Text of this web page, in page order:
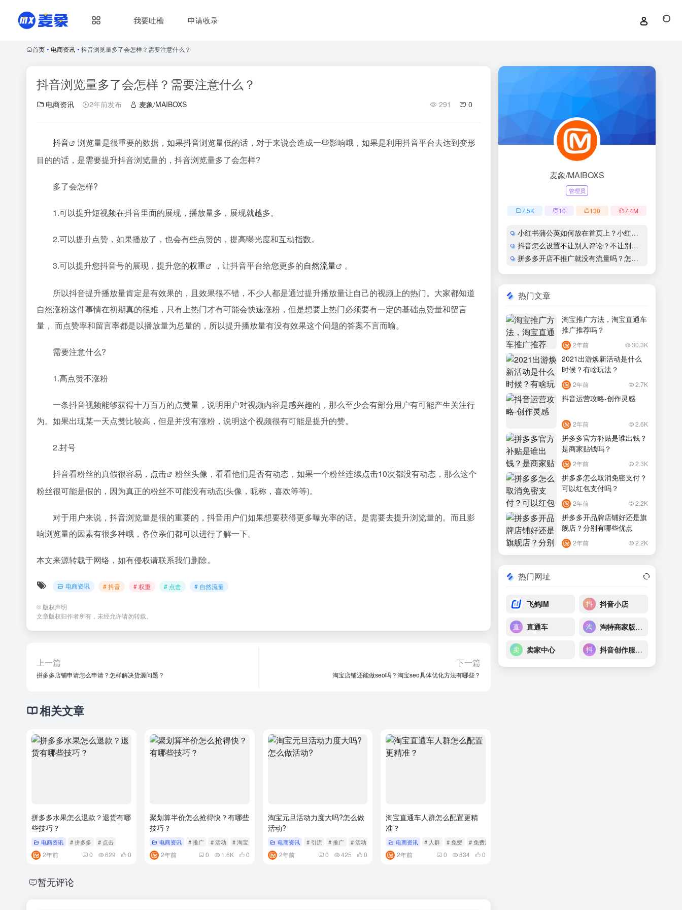
我要吐槽 申请收录
首页 • 电商资讯 • 抖音浏览量多了会怎样？需要注意什么？
抖音浏览量多了会怎样？需要注意什么？
电商资讯 2年前发布 麦象/MAIBOXS 291 0
抖音 浏览量是很重要的数据，如果抖音浏览量低的话，对于来说会造成一些影响哦，如果是利用抖音平台去达到变形
目的的话，是需要提升抖音浏览量的，抖音浏览量多了会怎样?
多了会怎样?
1.可以提升短视频在抖音里面的展现，播放量多，展现就越多。
2.可以提升点赞，如果播放了，也会有些点赞的，提高曝光度和互动指数。
3.可以提升您抖音号的展现，提升您的权重 ，让抖音平台给您更多的自然流量 。
所以抖音提升播放量肯定是有效果的，且效果很不错，不少人都是通过提升播放量让自己的视频上的热门。大家都知道
自然涨粉这件事情在初期真的很难，只有上热门才有可能会快速涨粉，但是想要上热门必须要有一定的基础点赞量和留言
量， 而点赞率和留言率都是以播放量为总量的，所以提升播放量有没有效果这个问题的答案不言而喻。
需要注意什么?
1.高点赞不涨粉
一条抖音视频能够获得十万百万的点赞量，说明用户对视频内容是感兴趣的，那么至少会有部分用户有可能产生关注行
为。如果出现某一天点赞比较高，但是并没有涨粉，说明这个视频很有可能是提升的赞。
2.封号
抖音看粉丝的真假很容易， 点击 粉丝头像，看看他们是否有动态，如果一个粉丝连续点击10次都没有动态，那么这个
粉丝很可能是假的，因为真正的粉丝不可能没有动态(头像，昵称，喜欢等等)。
对于用户来说，抖音浏览量是很的重要的，抖音用户们如果想要获得更多曝光率的话。是需要去提升浏览量的。而且影
响浏览量的因素有很多种哦，各位亲们都可以进行了解一下。
本文来源转载于网络，如有侵权请联系我们删除。
电商资讯 # 抖音 # 权重 # 点击 # 自然流量
© 版权声明
文章版权归作者所有，未经允许请勿转载。
上一篇
拼多多店铺申请怎么申请？怎样解决货源问题？
下一篇
淘宝店铺还能做seo吗？淘宝seo具体优化方法有哪些？
相关文章
拼多多水果怎么退款？退货有哪
些技巧？
电商资讯 # 拼多多 # 点击
2年前 0 629 0
聚划算半价怎么抢得快？有哪些
技巧？
电商资讯 # 推广 # 活动 # 淘宝
2年前 0 1.6K 0
淘宝元旦活动力度大吗?怎么做
活动?
电商资讯 # 引流 # 推广 # 活动
2年前 0 425 0
淘宝直通车人群怎么配置更精
准？
电商资讯 # 人群 # 免费 # 免费流量
2年前 0 834 0
暂无评论
麦象/MAIBOXS
管理员
7.5K 10 130 7.4M
小红书蒲公英如何放在首页上？小红书怎么开通蒲公英合作
抖音怎么设置不让别人评论？不让别人看作品会显示什么？
拼多多开店不推广就没有流量吗？怎么运营？
热门文章
淘宝推广方法，淘宝直通车
推广推荐吗？
2年前 30.3K
2021出游焕新活动是什么
时候？有啥玩法？
2年前 2.7K
抖音运营攻略-创作灵感
2年前 2.6K
拼多多官方补贴是谁出钱？
是商家贴钱吗？
2年前 2.3K
拼多多怎么取消免密支付？
可以红包支付吗？
2年前 2.2K
拼多多开品牌店铺好还是旗
舰店？分别有哪些优点
2年前 2.2K
热门网址
飞鸽IM 抖音小店
直通车 淘特商家版后台
卖家中心 抖音创作服务平台